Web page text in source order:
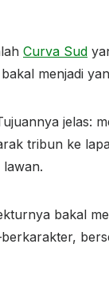
Curva Sud
menjadi
jelas:
tribun ke
bakal